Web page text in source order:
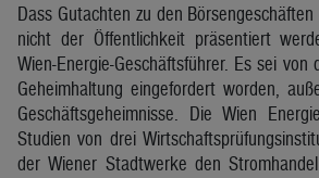
Dass Gutachten zu den
nicht der Öffentlichkeit präsentiert
Wien-Energie-Geschäftsführer. Es sei von
Geheimhaltung eingefordert worden,
Geschäftsgeheimnisse. Die Wien
Studien von drei
der Wiener Stadtwerke den